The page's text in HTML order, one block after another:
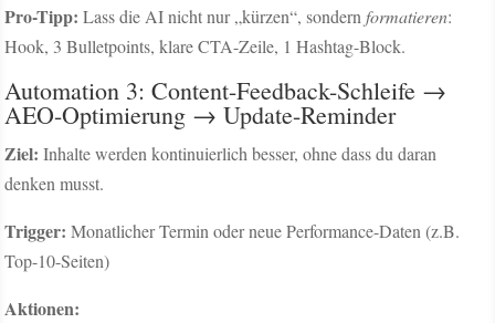
Pro-Tipp: Lass die AI nicht nur „kürzen“, sondernformatieren:
Hook, 3 Bulletpoints, klare CTA-Zeile, 1 Hashtag-Block.
Automation 3: Content-Feedback-Schleife →
AEO-Optimierung → Update-Reminder
Ziel: Inhalte werden kontinuierlich besser, ohne dass du daran
denken musst.
Trigger: Monatlicher Termin oder neue Performance-Daten (z.B.
Top-10-Seiten)
Aktionen: